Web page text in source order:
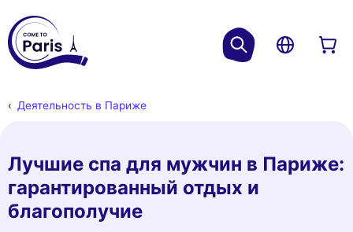
Деятельность в Париже
Лучшие спа для мужчин в Париже:
гарантированный отдых и
благополучие